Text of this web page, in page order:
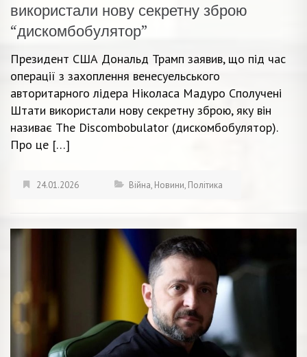
використали нову секретну зброю
“дискомбобулятор”
Президент США Дональд Трамп заявив, що під час
операції з захоплення венесуельського
авторитарного лідера Ніколаса Мадуро Сполучені
Штати використали нову секретну зброю, яку він
називає The Discombobulator (дискомбобулятор).
Про це […]
24.01.2026 Війна, Новини, Політика